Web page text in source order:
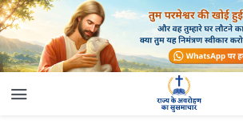
586 परमेश्वर उत्सुकतापूर्वक उन्हें चाहता है जो उसकी